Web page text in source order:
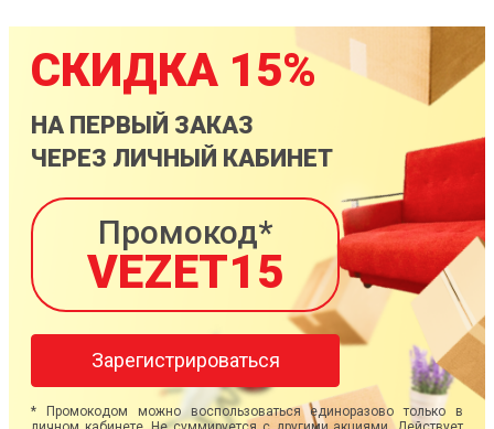
СКИДКА 15%
НА ПЕРВЫЙ ЗАКАЗ
ЧЕРЕЗ ЛИЧНЫЙ КАБИНЕТ
Промокод*
VEZET15
Зарегистрироваться
* Промокодом можно воспользоваться единоразово только в